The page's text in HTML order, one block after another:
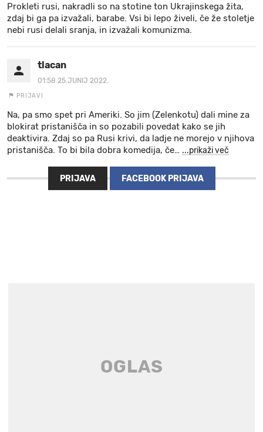
Prokleti rusi, nakradli so na stotine ton Ukrajinskega žita,
zdaj bi ga pa izvažali, barabe. Vsi bi lepo živeli, če že stoletje
nebi rusi delali sranja, in izvažali komunizma.
tlacan
01:58 25.JUNIJ 2022.
PRIJAVI
Na, pa smo spet pri Ameriki. So jim (Zelenkotu) dali mine za
blokirat pristanišča in so pozabili povedat kako se jih
deaktivira. Zdaj so pa Rusi krivi, da ladje ne morejo v njihova
pristanišča. To bi bila dobra komedija, če… ...prikaži več
PRIJAVA FACEBOOK PRIJAVA